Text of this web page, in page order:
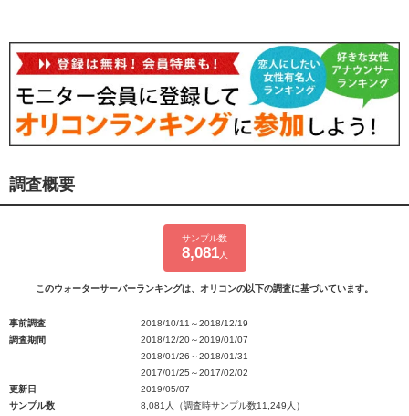
調査概要
サンプル数
8,081人
このウォーターサーバーランキングは、オリコンの以下の調査に基づいています。
事前調査
2018/10/11～2018/12/19
調査期間
2018/12/20～2019/01/07
2018/01/26～2018/01/31
2017/01/25～2017/02/02
更新日
2019/05/07
サンプル数
8,081人（調査時サンプル数11,249人）